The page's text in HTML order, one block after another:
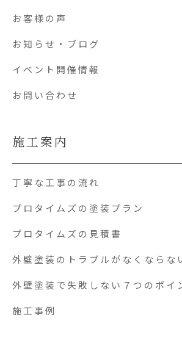
お客様の声
お知らせ・ブログ
イベント開催情報
お問い合わせ
施工案内
丁寧な工事の流れ
プロタイムズの塗装プラン
プロタイムズの見積書
外壁塗装のトラブルがなくならな
外壁塗装で失敗しない７つのポイ
施工事例